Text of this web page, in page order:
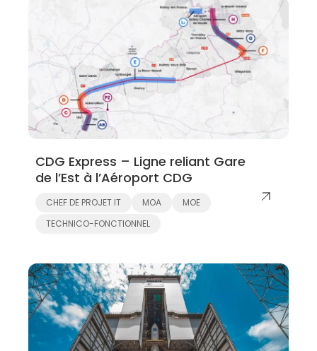
CDG Express – Ligne reliant Gare
de l’Est à l’Aéroport CDG
CHEF DE PROJET IT MOA
MOE
TECHNICO-FONCTIONNEL